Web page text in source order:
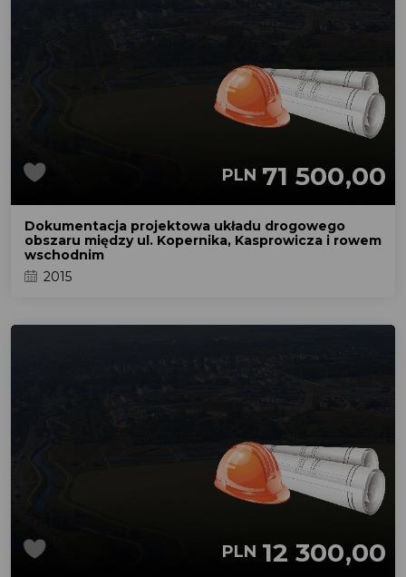
PLN 71 500,00
Dokumentacja projektowa układu drogowego
obszaru między ul. Kopernika, Kasprowicza i rowem
wschodnim
2015
PLN 12 300,00